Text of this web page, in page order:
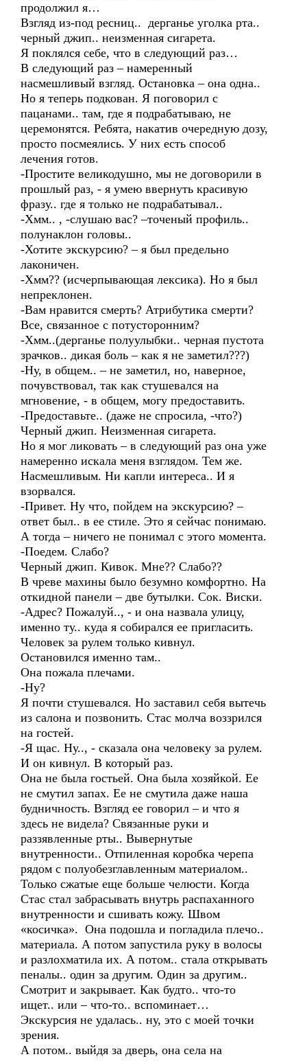
продолжил я…
Взгляд из-под ресниц.. дерганье уголка рта..
черный джип.. неизменная сигарета.
Я поклялся себе, что в следующий раз…
В следующий раз – намеренный
насмешливый взгляд. Остановка – она одна..
Но я теперь подкован. Я поговорил с
пацанами.. там, где я подрабатываю, не
церемонятся. Ребята, накатив очередную дозу,
просто посмеялись. У них есть способ
лечения готов.
-Простите великодушно, мы не договорили в
прошлый раз, - я умею ввернуть красивую
фразу.. где я только не подрабатывал..
-Хмм.. , -слушаю вас? –точеный профиль..
полунаклон головы..
-Хотите экскурсию? – я был предельно
лаконичен.
-Хмм?? (исчерпывающая лексика). Но я был
непреклонен.
-Вам нравится смерть? Атрибутика смерти?
Все, связанное с потусторонним?
-Хмм..(дерганье полуулыбки.. черная пустота
зрачков.. дикая боль – как я не заметил???)
-Ну, в общем.. – не заметил, но, наверное,
почувствовал, так как стушевался на
мгновение, - в общем, могу предоставить.
-Предоставьте.. (даже не спросила, -что?)
Черный джип. Неизменная сигарета.
Но я мог ликовать – в следующий раз она уже
намеренно искала меня взглядом. Тем же.
Насмешливым. Ни капли интереса.. И я
взорвался.
-Привет. Ну что, пойдем на экскурсию? –
ответ был.. в ее стиле. Это я сейчас понимаю.
А тогда – ничего не понимал с этого момента.
-Поедем. Слабо?
Черный джип. Кивок. Мне?? Слабо??
В чреве махины было безумно комфортно. На
откидной панели – две бутылки. Сок. Виски.
-Адрес? Пожалуй.., - и она назвала улицу,
именно ту.. куда я собирался ее пригласить.
Человек за рулем только кивнул.
Остановился именно там..
Она пожала плечами.
-Ну?
Я почти стушевался. Но заставил себя вытечь
из салона и позвонить. Стас молча воззрился
на гостей.
-Я щас. Ну.., - сказала она человеку за рулем.
И он кивнул. В который раз.
Она не была гостьей. Она была хозяйкой. Ее
не смутил запах. Ее не смутила даже наша
будничность. Взгляд ее говорил – и что я
здесь не видела? Связанные руки и
раззявленные рты.. Вывернутые
внутренности.. Отпиленная коробка черепа
рядом с полуобезглавленным материалом..
Только сжатые еще больше челюсти. Когда
Стас стал забрасывать внутрь распаханного
внутренности и сшивать кожу. Швом
«косичка». Она подошла и погладила плечо..
материала. А потом запустила руку в волосы
и разлохматила их. А потом.. стала открывать
пеналы.. один за другим. Один за другим..
Смотрит и закрывает. Как будто.. что-то
ищет.. или – что-то.. вспоминает…
Экскурсия не удалась.. ну, это с моей точки
зрения.
А потом.. выйдя за дверь, она села на